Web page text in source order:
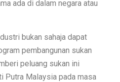
ada di dalam negara atau
bukan sahaja dapat
pembangunan sukan
peluang sukan ini
Putra Malaysia pada masa